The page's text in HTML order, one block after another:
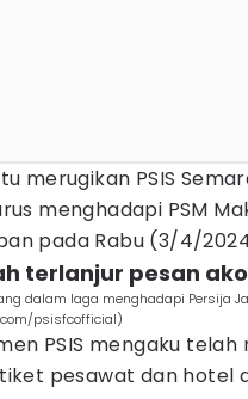
merugikan PSIS
menghadapi PSM
pada Rabu (3/4/
terlanjur pesan
dalam laga menghadapi Persija
psisfcofficial)
PSIS mengaku
pesawat dan hotel